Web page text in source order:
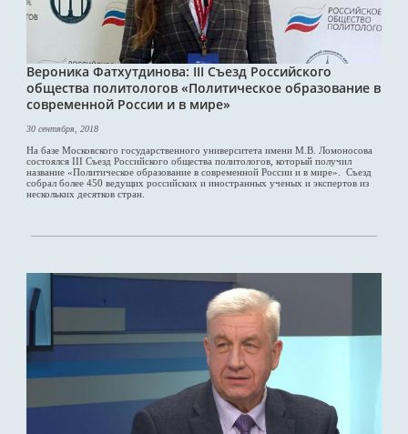
Вероника Фатхутдинова: III Съезд Российского
общества политологов «Политическое образование в
современной России и в мире»
30 сентября, 2018
На базе Московского государственного университета имени М.В. Ломоносова
состоялся III Съезд Российского общества политологов, который получил
название «Политическое образование в современной России и в мире». Съезд
собрал более 450 ведущих российских и иностранных ученых и экспертов из
нескольких десятков стран.